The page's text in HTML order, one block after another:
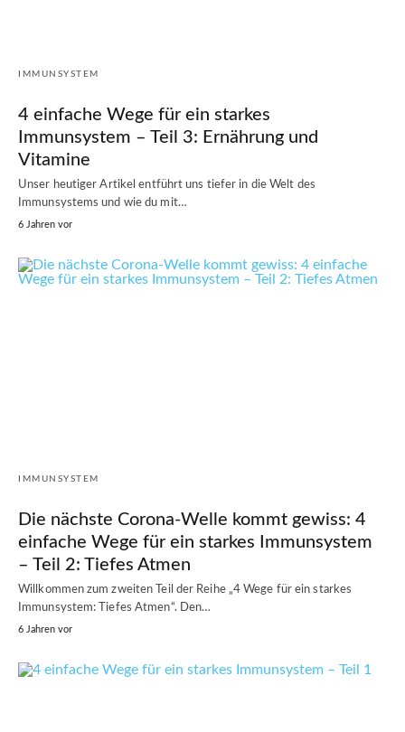
IMMUNSYSTEM
4 einfache Wege für ein starkes
Immunsystem – Teil 3: Ernährung und
Vitamine
Unser heutiger Artikel entführt uns tiefer in die Welt des
Immunsystems und wie du mit…
6 Jahren vor
IMMUNSYSTEM
Die nächste Corona-Welle kommt gewiss: 4
einfache Wege für ein starkes Immunsystem
– Teil 2: Tiefes Atmen
Willkommen zum zweiten Teil der Reihe „4 Wege für ein starkes
Immunsystem: Tiefes Atmen“. Den…
6 Jahren vor